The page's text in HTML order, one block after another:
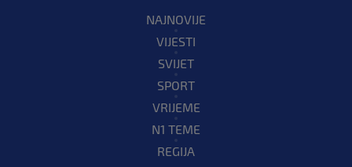
NAJNOVIJE
VIJESTI
SVIJET
SPORT
VRIJEME
N1 TEME
REGIJA